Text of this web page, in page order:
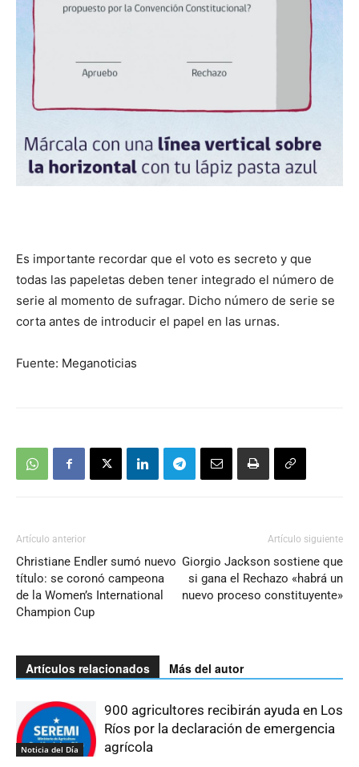
Es importante recordar que el voto es secreto y que
todas las papeletas deben tener integrado el número de
serie al momento de sufragar. Dicho número de serie se
corta antes de introducir el papel en las urnas.
Fuente: Meganoticias
Artículo anterior
Christiane Endler sumó nuevo
título: se coronó campeona
de la Women’s International
Champion Cup
Artículo siguiente
Giorgio Jackson sostiene que
si gana el Rechazo «habrá un
nuevo proceso constituyente»
Artículos relacionados Más del autor
Noticia del Día
900 agricultores recibirán ayuda en Los
Ríos por la declaración de emergencia
agrícola